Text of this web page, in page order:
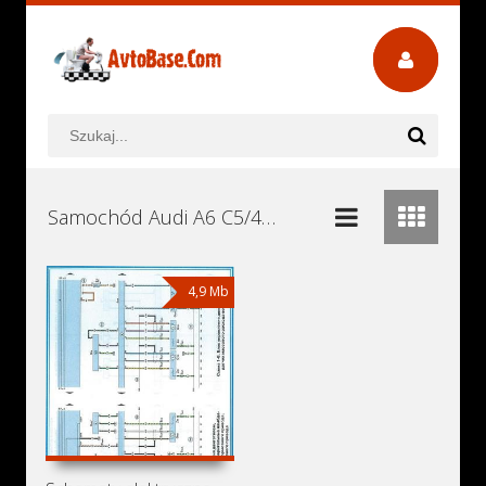
Samochód Audi A6 C5/4B Avant Allroad Quattro Instrukcje Obsługi, Książki Serwisowe i Naprawy Download - Pobierz za Darmo
4,9 Mb